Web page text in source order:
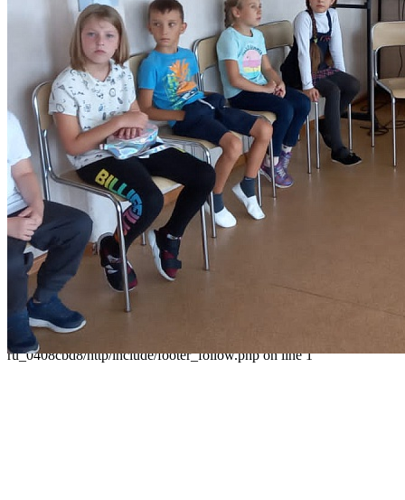
236040,г. Калининград, ул. Сергеева 10
+7 (401) 253-45-55
dtdm39@mail.ru
Приказ
Разделы
Главная
О Дворце
Родителям
Контакты
Карта сайта
Следуйте за нами
Parse error: syntax error, unexpected 'data' (T_STRING), expecting
']' in /home/virtwww/w_dvorec39-
ru_0408cbd8/http/include/footer_follow.php on line 1